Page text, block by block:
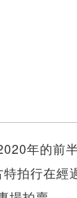
年的前
拍行在經